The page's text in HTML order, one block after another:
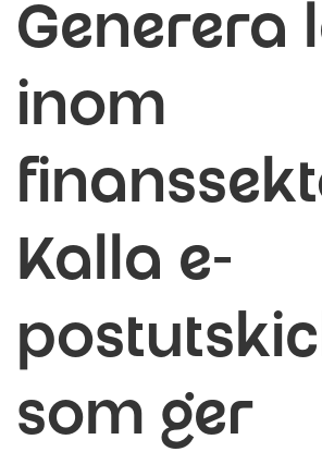
Generera
inom
Kalla e-
som ger